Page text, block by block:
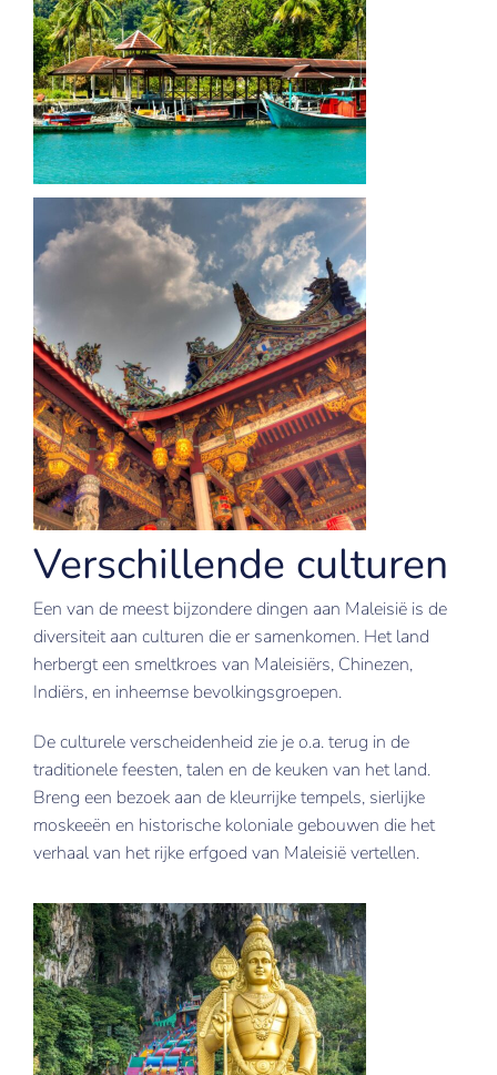
Verschillende culturen
Een van de meest bijzondere dingen aan Maleisië is de
diversiteit aan culturen die er samenkomen. Het land
herbergt een smeltkroes van Maleisiërs, Chinezen,
Indiërs, en inheemse bevolkingsgroepen.
De culturele verscheidenheid zie je o.a. terug in de
traditionele feesten, talen en de keuken van het land.
Breng een bezoek aan de kleurrijke tempels, sierlijke
moskeeën en historische koloniale gebouwen die het
verhaal van het rijke erfgoed van Maleisië vertellen.